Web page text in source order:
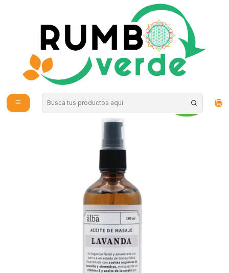
Envío gratis por compras sobre los 59.990 en la provincia de Santiago
Cuidado de la Piel
Aceite de masaje Lavanda organico 100ml Del Alba